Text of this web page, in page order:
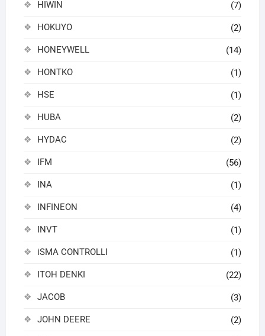
HIWIN (7)
HOKUYO (2)
HONEYWELL (14)
HONTKO (1)
HSE (1)
HUBA (2)
HYDAC (2)
IFM (56)
INA (1)
INFINEON (4)
INVT (1)
iSMA CONTROLLI (1)
ITOH DENKI (22)
JACOB (3)
JOHN DEERE (2)